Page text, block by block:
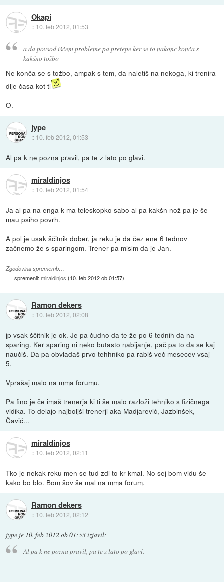
Okapi
:: 10. feb 2012, 01:53
a da povsod iščem probleme pa pretepe ker se to nakonc konča s
kakšno tožbo
Ne konča se s tožbo, ampak s tem, da naletiš na nekoga, ki trenira
dlje časa kot ti
O.
jype
:: 10. feb 2012, 01:53
Al pa k ne pozna pravil, pa te z lato po glavi.
miraldinjos
:: 10. feb 2012, 01:54
Ja al pa na enga k ma teleskopko sabo al pa kakšn nož pa je še
mau psiho povrh.
A pol je usak ščitnik dober, ja reku je da čez ene 6 tednov
začnemo že s sparingom. Trener pa mislm da je Jan.
Zgodovina sprememb…
spremenil:miraldinjos (10. feb 2012 ob 01:57)
Ramon dekers
:: 10. feb 2012, 02:08
jp vsak ščitnik je ok. Je pa čudno da te že po 6 tednih da na
sparing. Ker sparing ni neko butasto nabijanje, pač pa to da se kaj
naučiš. Da pa obvladaš prvo tehhniko pa rabiš več mesecev vsaj
5.
Vprašaj malo na mma forumu.
Pa fino je če imaš trenerja ki ti še malo razloži tehniko s fizičnega
vidika. To delajo najboljši trenerji aka Madjarević, Jazbinšek,
Čavić...
miraldinjos
:: 10. feb 2012, 02:11
Tko je nekak reku men se tud zdi to kr kmal. No sej bom vidu še
kako bo blo. Bom šov še mal na mma forum.
Ramon dekers
:: 10. feb 2012, 02:12
jype je 10. feb 2012 ob 01:53izjavil:
Al pa k ne pozna pravil, pa te z lato po glavi.